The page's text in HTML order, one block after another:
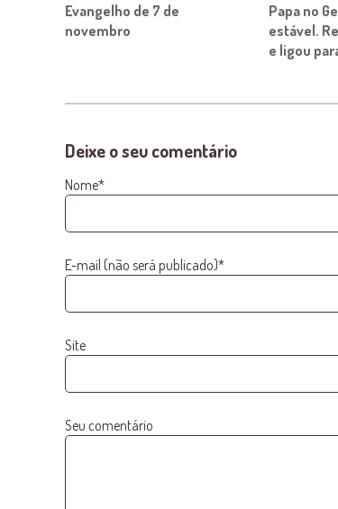
Evangelho de 7 de
novembro
Papa no
estável.
e ligou
Deixe o seu comentário
Nome*
E-mail (não será publicado)*
Site
Seu comentário